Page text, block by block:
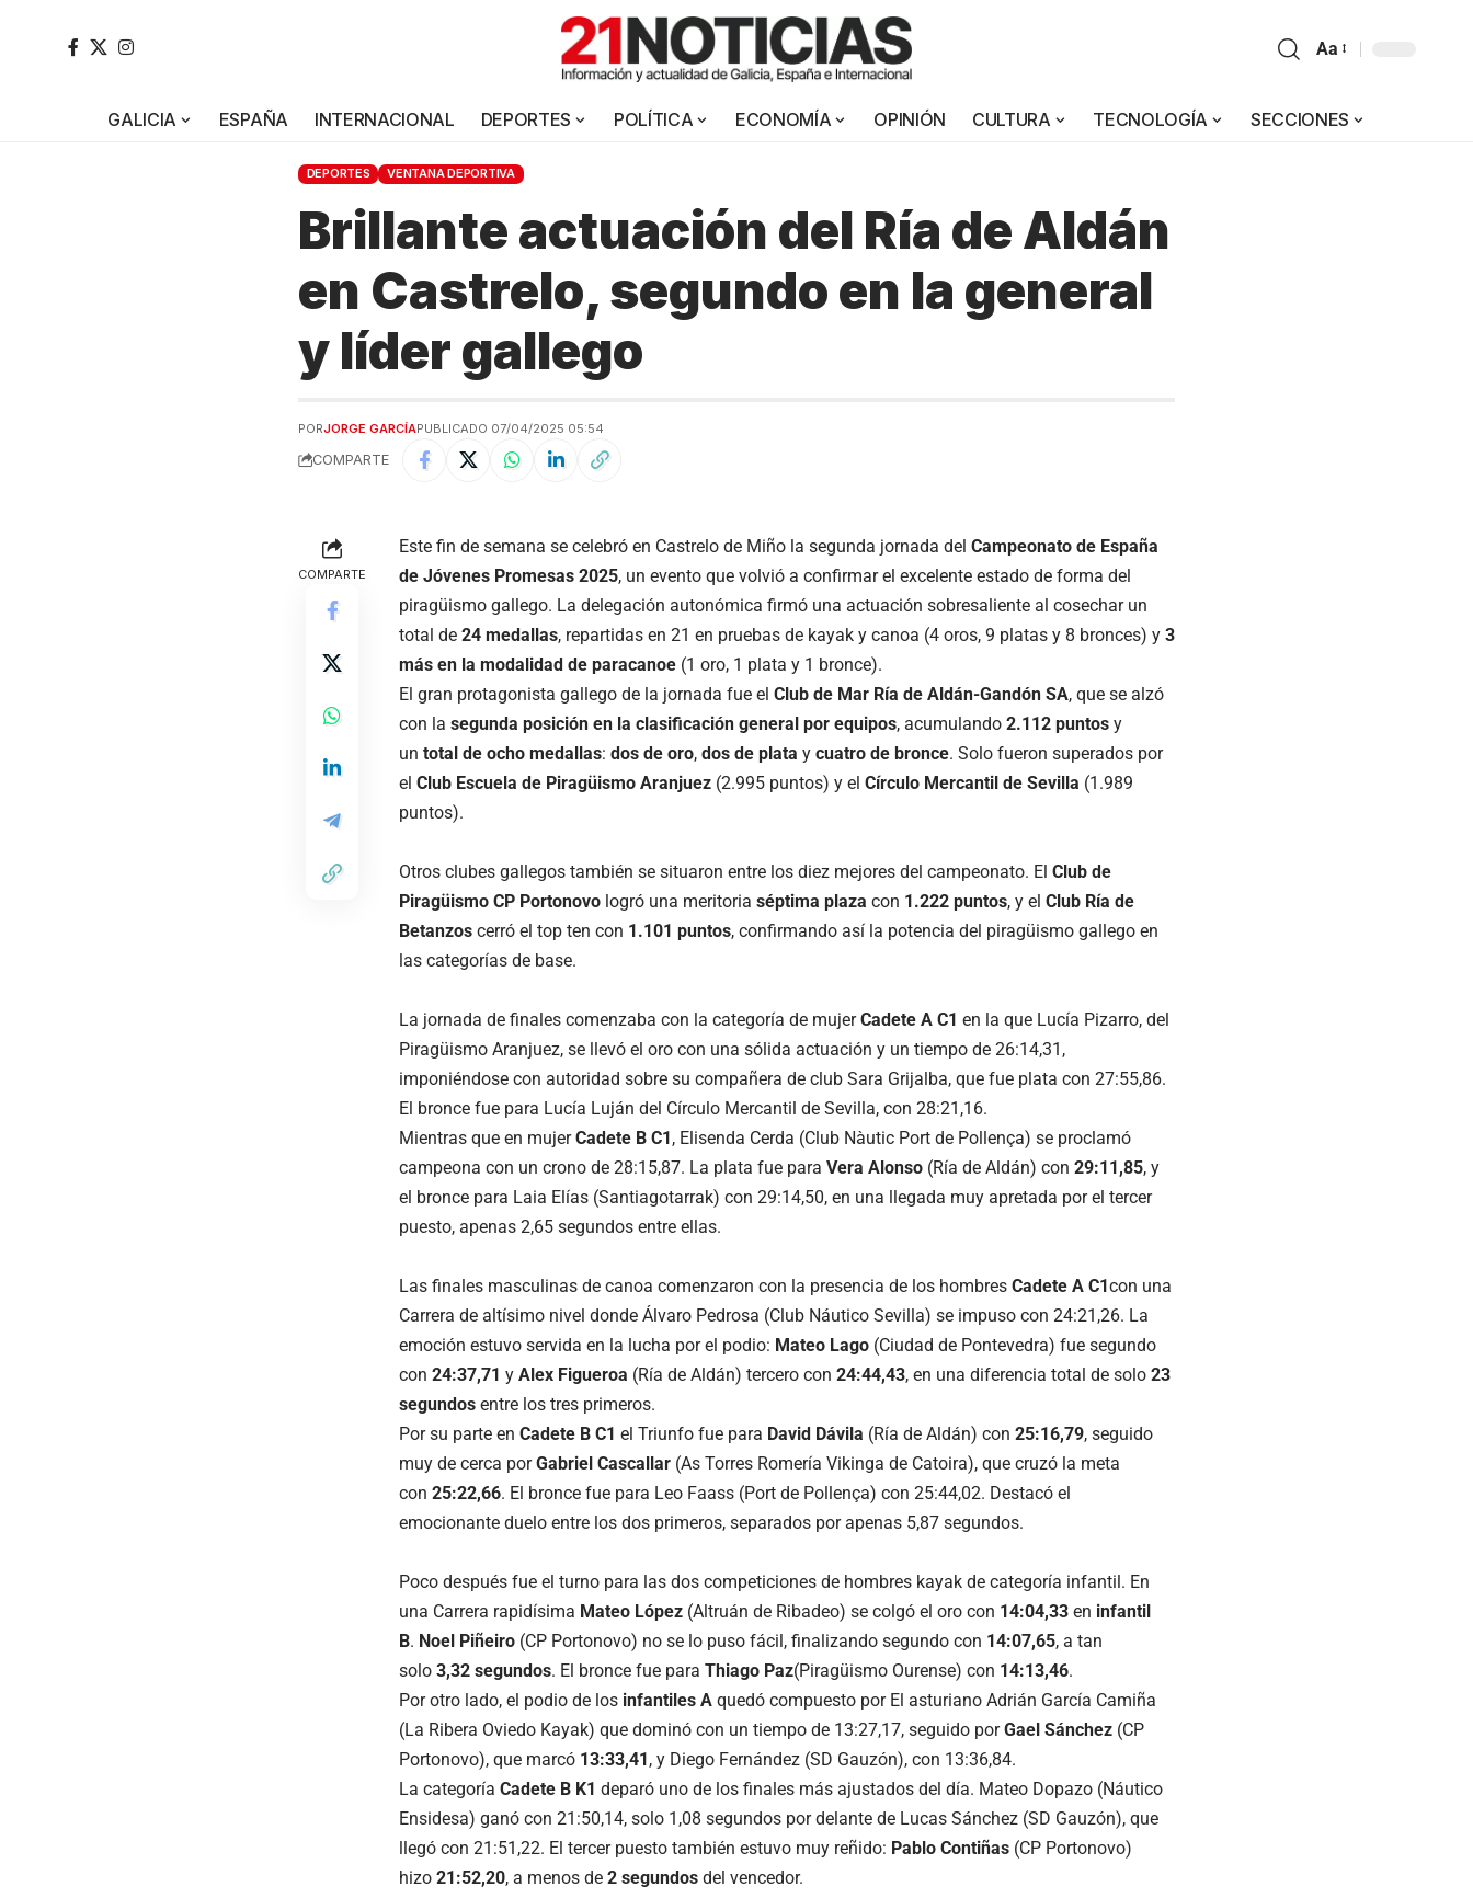
Aa
GALICIA ESPAÑA INTERNACIONAL DEPORTES POLÍTICA ECONOMÍA OPINIÓN CULTURA TECNOLOGÍA SECCIONES
DEPORTES VENTANA DEPORTIVA
Brillante actuación del Ría de Aldán
en Castrelo, segundo en la general
y líder gallego
PORJORGE GARCÍAPUBLICADO 07/04/2025 05:54
COMPARTE
COMPARTE
Este fin de semana se celebró en Castrelo de Miño la segunda jornada del Campeonato de España
de Jóvenes Promesas 2025, un evento que volvió a confirmar el excelente estado de forma del
piragüismo gallego. La delegación autonómica firmó una actuación sobresaliente al cosechar un
total de 24 medallas, repartidas en 21 en pruebas de kayak y canoa (4 oros, 9 platas y 8 bronces) y 3
más en la modalidad de paracanoe (1 oro, 1 plata y 1 bronce).
El gran protagonista gallego de la jornada fue el Club de Mar Ría de Aldán-Gandón SA, que se alzó
con la segunda posición en la clasificación general por equipos, acumulando 2.112 puntos y
un total de ocho medallas: dos de oro, dos de plata y cuatro de bronce. Solo fueron superados por
el Club Escuela de Piragüismo Aranjuez (2.995 puntos) y el Círculo Mercantil de Sevilla (1.989
puntos).
Otros clubes gallegos también se situaron entre los diez mejores del campeonato. El Club de
Piragüismo CP Portonovo logró una meritoria séptima plaza con 1.222 puntos, y el Club Ría de
Betanzos cerró el top ten con 1.101 puntos, confirmando así la potencia del piragüismo gallego en
las categorías de base.
La jornada de finales comenzaba con la categoría de mujerCadete A C1 en la que Lucía Pizarro, del
Piragüismo Aranjuez, se llevó el oro con una sólida actuación y un tiempo de 26:14,31,
imponiéndose con autoridad sobre su compañera de club Sara Grijalba, que fue plata con 27:55,86.
El bronce fue para Lucía Luján del Círculo Mercantil de Sevilla, con 28:21,16.
Mientras que en mujerCadete B C1, Elisenda Cerda (Club Nàutic Port de Pollença) se proclamó
campeona con un crono de 28:15,87. La plata fue para Vera Alonso (Ría de Aldán) con 29:11,85, y
el bronce para Laia Elías (Santiagotarrak) con 29:14,50, en una llegada muy apretada por el tercer
puesto, apenas 2,65 segundos entre ellas.
Las finales masculinas de canoa comenzaron con la presencia de los hombres Cadete A C1con una
Carrera de altísimo nivel donde Álvaro Pedrosa (Club Náutico Sevilla) se impuso con 24:21,26. La
emoción estuvo servida en la lucha por el podio: Mateo Lago (Ciudad de Pontevedra) fue segundo
con 24:37,71 y Alex Figueroa (Ría de Aldán) tercero con 24:44,43, en una diferencia total de solo 23
segundos entre los tres primeros.
Por su parte en Cadete B C1 el Triunfo fue para David Dávila (Ría de Aldán) con 25:16,79, seguido
muy de cerca porGabriel Cascallar (As Torres Romería Vikinga de Catoira), que cruzó la meta
con 25:22,66. El bronce fue para Leo Faass (Port de Pollença) con 25:44,02. Destacó el
emocionante duelo entre los dos primeros, separados por apenas 5,87 segundos.
Poco después fue el turno para las dos competiciones de hombres kayak de categoría infantil. En
una Carrera rapidísima Mateo López (Altruán de Ribadeo) se colgó el oro con 14:04,33 en infantil
B. Noel Piñeiro (CP Portonovo) no se lo puso fácil, finalizando segundo con 14:07,65, a tan
solo 3,32 segundos. El bronce fue para Thiago Paz(Piragüismo Ourense) con 14:13,46.
Por otro lado, el podio de los infantiles A quedó compuesto por El asturiano Adrián García Camiña
(La Ribera Oviedo Kayak) que dominó con un tiempo de 13:27,17, seguido porGael Sánchez (CP
Portonovo), que marcó 13:33,41, y Diego Fernández (SD Gauzón), con 13:36,84.
La categoría Cadete B K1 deparó uno de los finales más ajustados del día. Mateo Dopazo (Náutico
Ensidesa) ganó con 21:50,14, solo 1,08 segundos por delante de Lucas Sánchez (SD Gauzón), que
llegó con 21:51,22. El tercer puesto también estuvo muy reñido: Pablo Contiñas (CP Portonovo)
hizo 21:52,20, a menos de 2 segundos del vencedor.